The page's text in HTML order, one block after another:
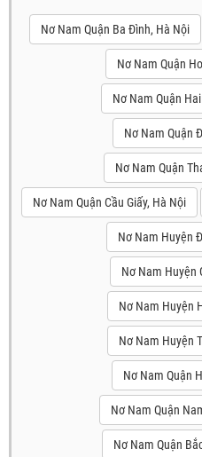
Nơ Nam Quận Ba Đình, Hà Nội
Nơ Nam Quận
Nơ Nam Quận
Nơ Nam Quận
Nơ Nam Quận
Nơ Nam Quận Cầu Giấy, Hà Nội
Nơ Nam Huyện
Nơ Nam Huyện
Nơ Nam Huyện
Nơ Nam Huyện
Nơ Nam Quận
Nơ Nam Quận
Nơ Nam Quận